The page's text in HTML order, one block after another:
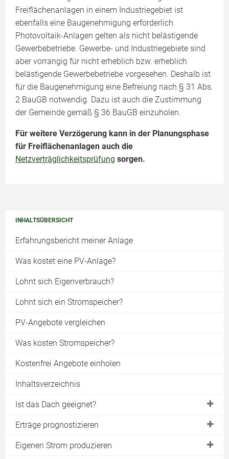
INHALTSÜBERSICHT
Erfahrungsbericht meiner Anlage
Was kostet eine PV-Anlage?
Lohnt sich Eigenverbrauch?
Lohnt sich ein Stromspeicher?
PV-Angebote vergleichen
Was kosten Stromspeicher?
Kostenfrei Angebote einholen
Inhaltsverzeichnis
Ist das Dach geeignet?
Vor- & Nachteile einer PV-Anlage
Die optimale Dachausrichtung
Erträge prognostizieren
Datenbanken mit Ertragsdaten
Eigenen Strom produzieren
Freiflächenanlagen in einem Industriegebiet ist
ebenfalls eine Baugenehmigung erforderlich.
Photovoltaik-Anlagen gelten als nicht belästigende
Gewerbebetriebe. Gewerbe- und Industriegebiete sind
aber vorrangig für nicht erheblich bzw. erheblich
belästigende Gewerbebetriebe vorgesehen. Deshalb ist
für die Baugenehmigung eine Befreiung nach § 31 Abs.
2 BauGB notwendig. Dazu ist auch die Zustimmung
der Gemeinde gemäß § 36 BauGB einzuholen.
Für weitere Verzögerung kann in der Planungsphase
für Freiflächenanlagen auch die
Netzverträglichkeitsprüfung sorgen.